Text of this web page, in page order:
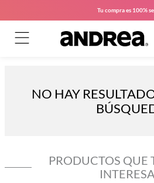
Tu compra es 100%
NO HAY
PRODUCTOS QUE